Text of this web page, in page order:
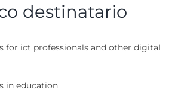
destinatario
for ict professionals and other digital
in education